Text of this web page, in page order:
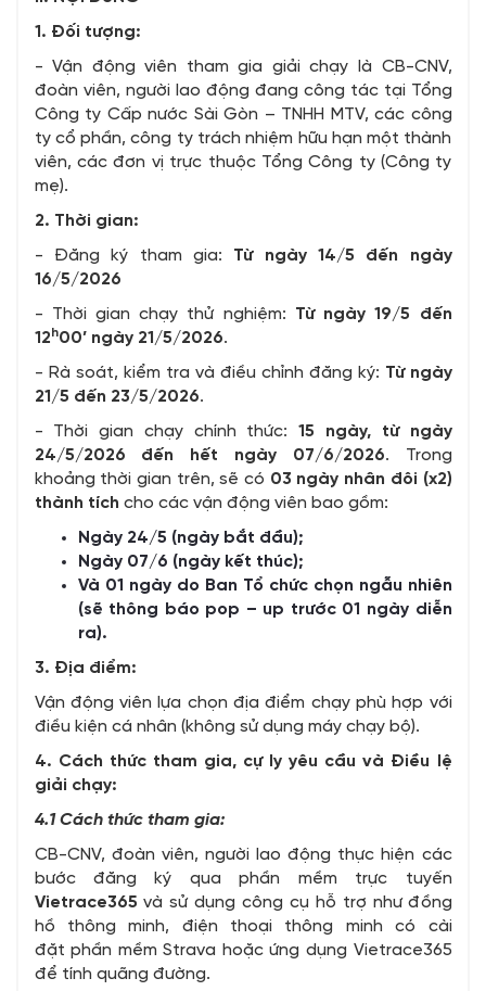
1. Đối tượng:
- Vận động viên tham gia giải chạy là CB-CNV,
đoàn viên, người lao động đang công tác tại Tổng
Công ty Cấp nước Sài Gòn – TNHH MTV, các công
ty cổ phần, công ty trách nhiệm hữu hạn một thành
viên, các đơn vị trực thuộc Tổng Công ty (Công ty
mẹ).
2. Thời gian:
-
Đăng ký tham gia: Từ ngày 14/5 đến ngày
16/5/2026
- Thời gian chạy thử nghiệm: Từ ngày 19/5 đến
12h00’ ngày 21/5/2026.
- Rà soát, kiểm tra và điều chỉnh đăng ký: Từ ngày
21/5 đến 23/5/2026.
-
Thời gian chạy chính thức:15 ngày,từ ngày
24/5/2026 đến hết ngày 07/6/2026. Trong
khoảng thời gian trên, sẽ có 03 ngày nhân đôi (x2)
thành tích cho các vận động viên bao gồm:
Ngày 24/5 (ngày bắt đầu);
Ngày 07/6 (ngày kết thúc);
Và 01 ngày do Ban Tổ chức chọn ngẫu nhiên
(sẽ thông báo pop – up trước 01 ngày diễn
ra).
3. Địa điểm:
Vận động viên lựa chọn địa điểm chạy phù hợp với
điều kiện cá nhân (không sử dụng máy chạy bộ).
4. Cách thức tham gia, cự ly yêu cầu và Điều lệ
giải chạy:
4.1 Cách thức tham gia:
CB-CNV, đoàn viên, người lao động thực hiện các
bước đăng ký qua phần mềm trực tuyến
Vietrace365 và sử dụng công cụ hỗ trợ như đồng
hồ thông minh, điện thoại thông minh có cài
đặt phần mềm Strava hoặc ứng dụng Vietrace365
để tính quãng đường.